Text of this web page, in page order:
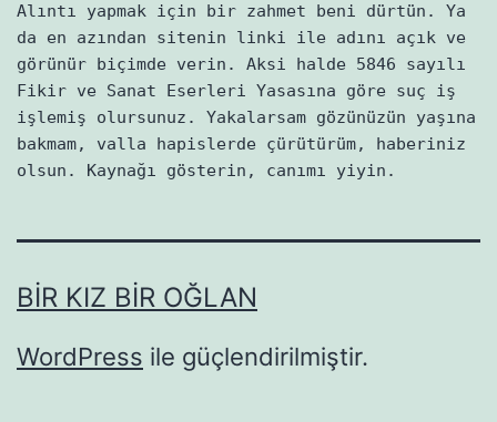
Alıntı yapmak için bir zahmet beni dürtün. Ya
da en azından sitenin linki ile adını açık ve
görünür biçimde verin. Aksi halde 5846 sayılı
Fikir ve Sanat Eserleri Yasasına göre suç iş
işlemiş olursunuz. Yakalarsam gözünüzün yaşına
bakmam, valla hapislerde çürütürüm, haberiniz
olsun. Kaynağı gösterin, canımı yiyin.
BIR KIZ BIR OĞLAN
WordPress ile güçlendirilmiştir.